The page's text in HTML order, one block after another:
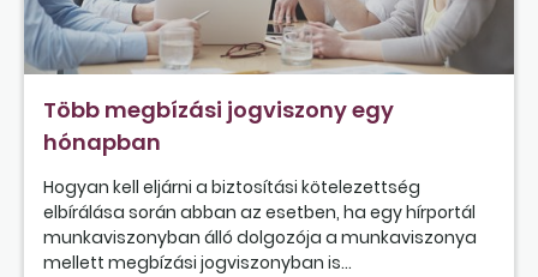
Több megbízási jogviszony egy
hónapban
Hogyan kell eljárni a biztosítási kötelezettség
elbírálása során abban az esetben, ha egy hírportál
munkaviszonyban álló dolgozója a munkaviszonya
mellett megbízási jogviszonyban is...